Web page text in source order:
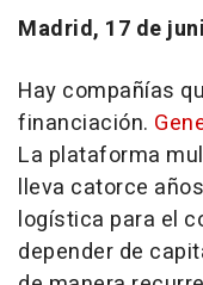
Madrid, 17 de
Hay compañías
financiación.
La plataforma
lleva catorce
logística para el
depender de